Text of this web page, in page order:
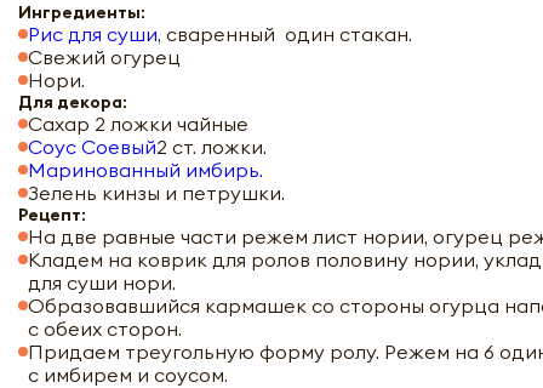
Ингредиенты:
Рис для суши, сваренный один стакан.
Свежий огурец
Нори.
Для декора:
Сахар 2 ложки чайные
Соус Соевый2 ст. ложки.
Маринованный имбирь.
Зелень кинзы и петрушки.
Рецепт:
На две равные части режем лист нории, огурец
Кладем на коврик для ролов половину нории,
для суши нори.
Образовавшийся кармашек со стороны огурца
с обеих сторон.
Придаем треугольную форму ролу. Режем на 6
с имбирем и соусом.